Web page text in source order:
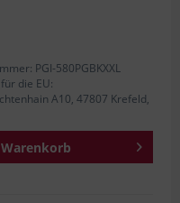
PGI-580PGBKXXL
die EU:
A10, 47807 Krefeld,
Warenkorb